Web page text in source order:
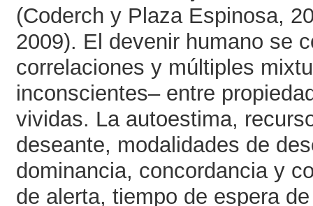
(Coderch y Plaza Espinosa,
2009). El devenir humano se
correlaciones y múltiples
inconscientes– entre
vividas. La autoestima,
deseante, modalidades de
dominancia, concordancia y
de alerta, tiempo de espera